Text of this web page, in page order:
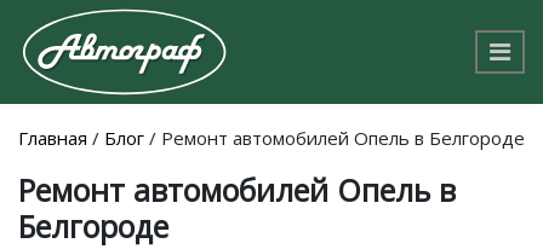
Главная / Блог / Ремонт автомобилей Опель в Белгороде
Ремонт автомобилей Опель в
Белгороде